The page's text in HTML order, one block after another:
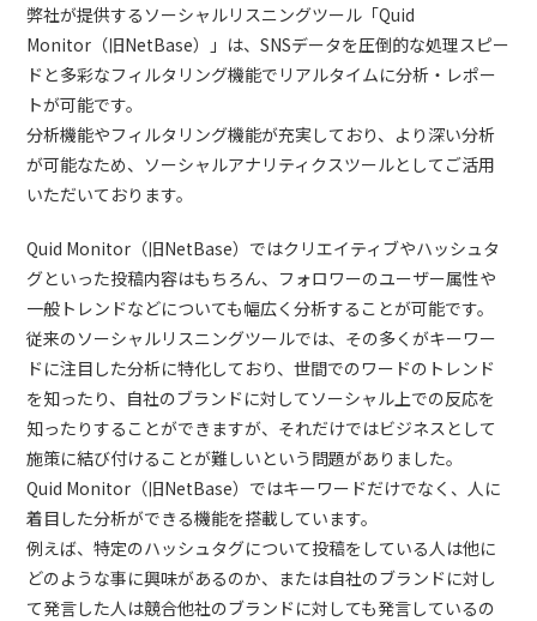
弊社が提供するソーシャルリスニングツール「Quid
Monitor（旧NetBase）」は、SNSデータを圧倒的な処理スピー
ドと多彩なフィルタリング機能でリアルタイムに分析・レポー
トが可能です。
分析機能やフィルタリング機能が充実しており、より深い分析
が可能なため、ソーシャルアナリティクスツールとしてご活用
いただいております。
Quid Monitor（旧NetBase）ではクリエイティブやハッシュタ
グといった投稿内容はもちろん、フォロワーのユーザー属性や
一般トレンドなどについても幅広く分析することが可能です。
従来のソーシャルリスニングツールでは、その多くがキーワー
ドに注目した分析に特化しており、世間でのワードのトレンド
を知ったり、自社のブランドに対してソーシャル上での反応を
知ったりすることができますが、それだけではビジネスとして
施策に結び付けることが難しいという問題がありました。
Quid Monitor（旧NetBase）ではキーワードだけでなく、人に
着目した分析ができる機能を搭載しています。
例えば、特定のハッシュタグについて投稿をしている人は他に
どのような事に興味があるのか、または自社のブランドに対し
て発言した人は競合他社のブランドに対しても発言しているの